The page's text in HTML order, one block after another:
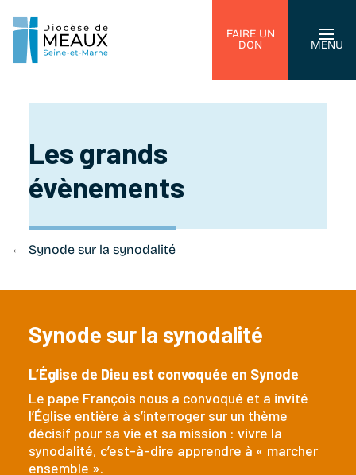
FAIRE UN
DON
MENU
Les grands
évènements
Synode sur la synodalité
Synode sur la synodalité
L’Église de Dieu est convoquée en Synode
Le pape François nous a convoqué et a invité
l’Église entière à s’interroger sur un thème
décisif pour sa vie et sa mission : vivre la
synodalité, c’est-à-dire apprendre à « marcher
ensemble ».